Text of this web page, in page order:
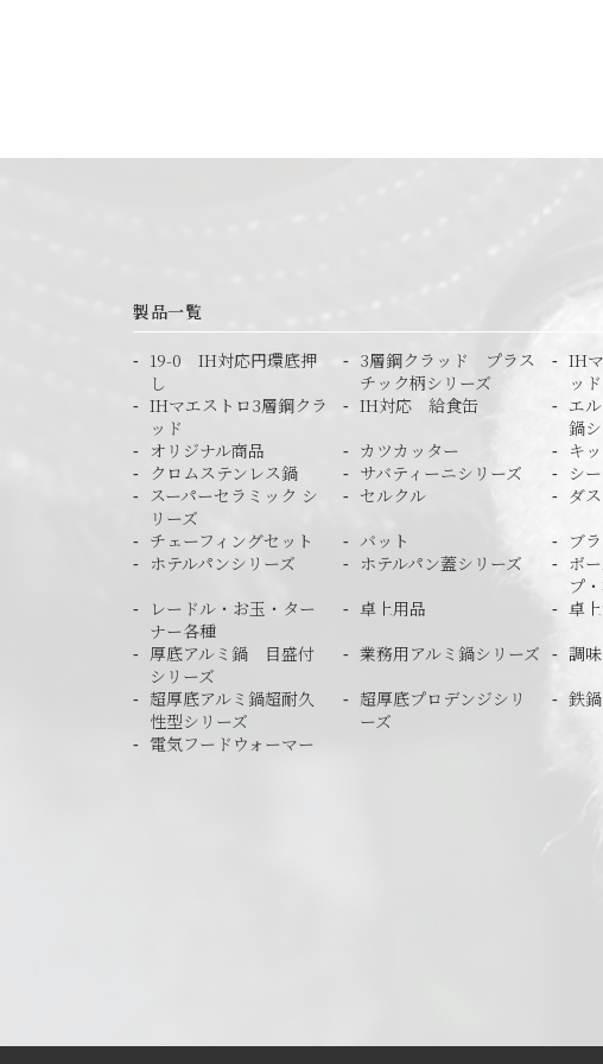
製品一覧
19-0 IH対応円環底押
し
3層鋼クラッド プラス
チック柄シリーズ
IH
ッド
IHマエストロ3層鋼クラ
ッド
IH対応 給食缶
エ
鍋
オリジナル商品
カツカッター
キ
クロムステンレス鍋
サバティーニシリーズ
シ
スーパーセラミック シ
リーズ
セルクル
ダ
チェーフィングセット
バット
ブ
ホテルパンシリーズ
ホテルパン蓋シリーズ
ボ
プ
レードル・お玉・ター
ナー各種
卓上用品
卓
厚底アルミ鍋 目盛付
シリーズ
業務用アルミ鍋シリーズ
調
超厚底アルミ鍋超耐久
性型シリーズ
超厚底プロデンジシリ
ーズ
鉄
電気フードウォーマー